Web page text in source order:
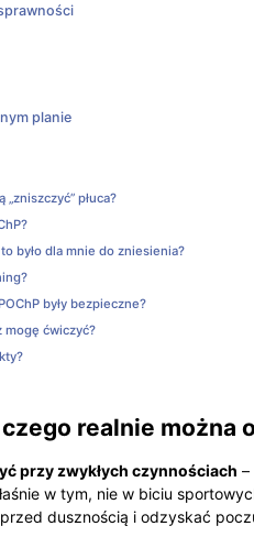
planie
płuca?
było dla mnie do zniesienia?
były bezpieczne?
mogę ćwiczyć?
realnie można
przy zwykłych czynnościach –
w tym, nie w biciu
dusznością i odzyskać